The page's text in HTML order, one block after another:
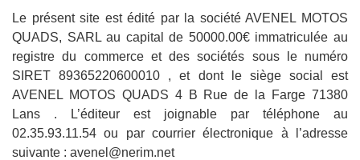
Le présent site est édité par la société AVENEL MOTOS
QUADS, SARL au capital de 50000.00€ immatriculée au
registre du commerce et des sociétés sous le numéro
SIRET 89365220600010 , et dont le siège social est
AVENEL MOTOS QUADS 4 B Rue de la Farge 71380
Lans . L’éditeur est joignable par téléphone au
02.35.93.11.54 ou par courrier électronique à l’adresse
suivante : avenel@nerim.net